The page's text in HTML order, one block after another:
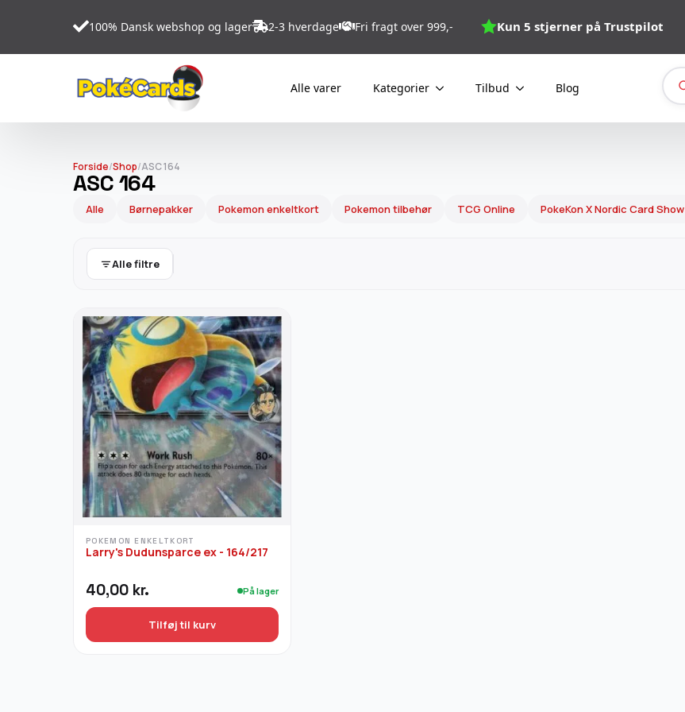
100% Dansk webshop og lager 2-3 hverdage Fri fragt over 999,- Kun 5 stjerner på Trustpilot
Alle varer Kategorier Tilbud Blog
Forside/Shop/ASC 164
ASC 164
Alle Børnepakker Pokemon enkeltkort Pokemon tilbehør TCG Online PokeKon X Nordic Card Show
Alle filtre
POKEMON ENKELTKORT
Larry's Dudunsparce ex - 164/217
40,00 kr. På lager
Tilføj til kurv